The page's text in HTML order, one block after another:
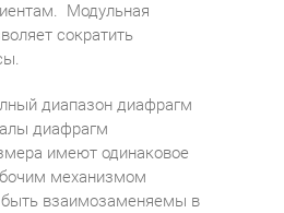
Модульная
сократить
диапазон диафрагм
диафрагм
имеют одинаковое
механизмом
быть взаимозаменяемы в